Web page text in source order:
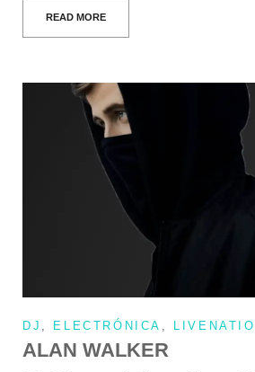
READ MORE
DJ , ELECTRÓNICA ,
ALAN WALKER